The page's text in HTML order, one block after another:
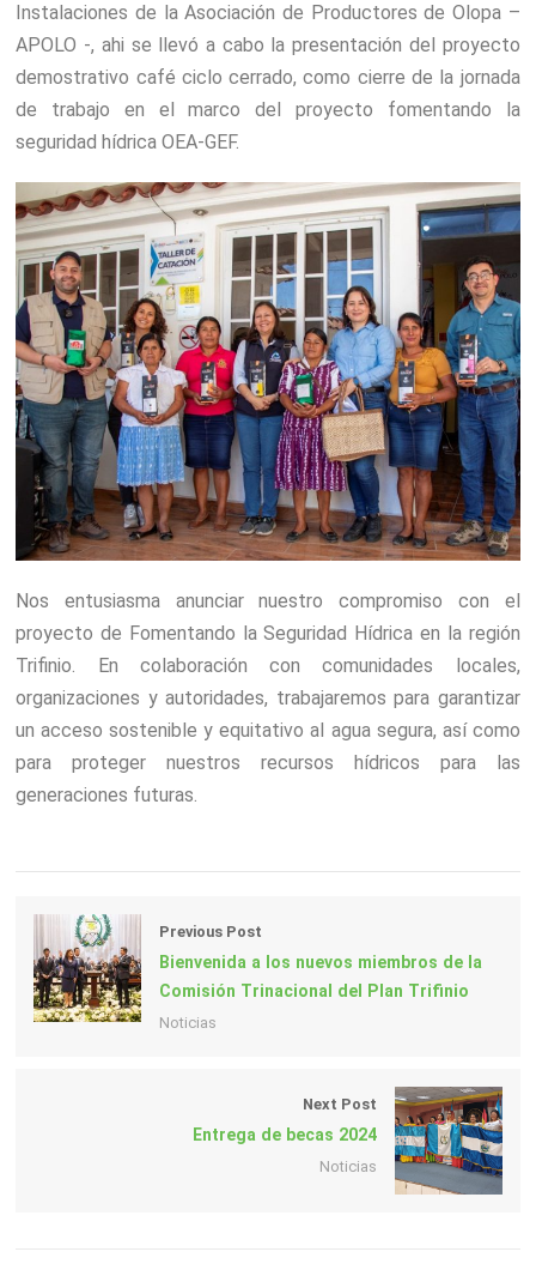
Instalaciones de la Asociación de Productores de Olopa –
APOLO -, ahi se llevó a cabo la presentación del proyecto
demostrativo café ciclo cerrado, como cierre de la jornada
de trabajo en el marco del proyecto fomentando la
seguridad hídrica OEA-GEF.
Nos entusiasma anunciar nuestro compromiso con el
proyecto de Fomentando la Seguridad Hídrica en la región
Trifinio. En colaboración con comunidades locales,
organizaciones y autoridades, trabajaremos para garantizar
un acceso sostenible y equitativo al agua segura, así como
para proteger nuestros recursos hídricos para las
generaciones futuras.
Previous Post
Bienvenida a los nuevos miembros de la
Comisión Trinacional del Plan Trifinio
Noticias
Next Post
Entrega de becas 2024
Noticias